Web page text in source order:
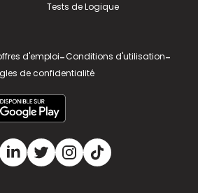
Tests de Logique
d'emploi-Conditions d'utilisation-
de confidentialité